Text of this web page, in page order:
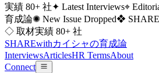
実績 80+ 社✦ Latest Interviews⌖
育成論✺ New Issue Dropped❖
◇ 取材実績 80+ 社
SHAREwithカイシャの育成論
InterviewsArticlesHR TermsAbout
Connect